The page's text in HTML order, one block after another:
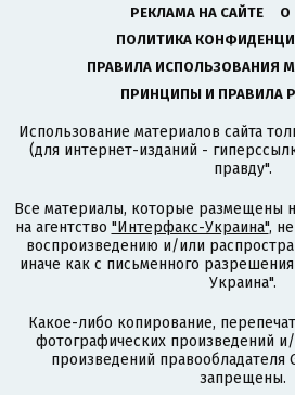
РЕКЛАМА НА САЙТЕ
О
ПОЛИТИКА
ПРАВИЛА ИСПОЛЬЗОВАНИЯ
ПРИНЦИПЫ И ПРАВИЛА
Использование материалов сайта
(для интернет-изданий -
правду".
Все материалы, которые размещены
на агентство "Интерфакс-Украина",
воспроизведению и/или
иначе как с письменного
Украина".
Какое-либо копирование,
фотографических произведений
произведений правообладателя
запрещены.